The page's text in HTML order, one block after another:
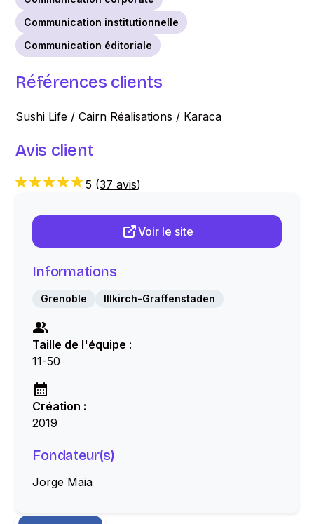
Communication institutionnelle
Communication éditoriale
Références clients
Sushi Life / Cairn Réalisations / Karaca
Avis client
5 (37 avis)
Voir le site
Informations
Grenoble Illkirch-Graffenstaden
Taille de l'équipe :
11-50
Création :
2019
Fondateur(s)
Jorge Maia